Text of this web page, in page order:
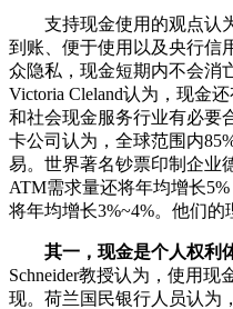
支持现金使用的观点认
到账、便于使用以及央行信
众隐私，现金短期内不会消
Victoria Cleland认为，现金
和社会现金服务行业有必要
卡公司认为，全球范围内
易。世界著名钞票印制企业
ATM需求量还将年均增长
将年均增长3%~4%。他们的
其一，现金是个人权利
Schneider教授认为，使用
现。荷兰国民银行人员认为